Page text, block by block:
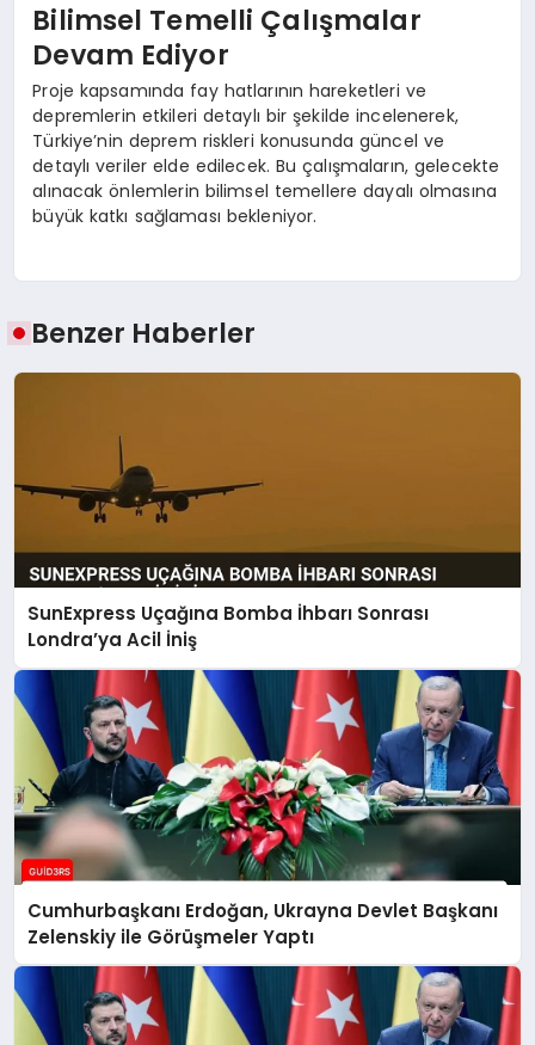
Bilimsel Temelli Çalışmalar
Devam Ediyor
Proje kapsamında fay hatlarının hareketleri ve
depremlerin etkileri detaylı bir şekilde incelenerek,
Türkiye’nin deprem riskleri konusunda güncel ve
detaylı veriler elde edilecek. Bu çalışmaların, gelecekte
alınacak önlemlerin bilimsel temellere dayalı olmasına
büyük katkı sağlaması bekleniyor.
Benzer Haberler
SunExpress Uçağına Bomba İhbarı Sonrası
Londra’ya Acil İniş
Cumhurbaşkanı Erdoğan, Ukrayna Devlet Başkanı
Zelenskiy ile Görüşmeler Yaptı